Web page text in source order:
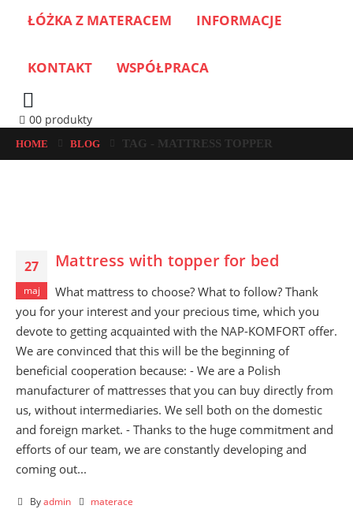
ŁÓŻKA Z MATERACEM INFORMACJE
KONTAKT WSPÓŁPRACA
00 produkty
HOME BLOG TAG - MATTRESS TOPPER
27
maj
Mattress with topper for bed
What mattress to choose? What to follow? Thank
you for your interest and your precious time, which you
devote to getting acquainted with the NAP-KOMFORT offer.
We are convinced that this will be the beginning of
beneficial cooperation because: - We are a Polish
manufacturer of mattresses that you can buy directly from
us, without intermediaries. We sell both on the domestic
and foreign market. - Thanks to the huge commitment and
efforts of our team, we are constantly developing and
coming out...
Byadmin
materace